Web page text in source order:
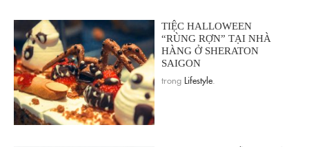
TIỆC HALLOWEEN
“RÙNG RỢN” TẠI NHÀ
HÀNG Ở SHERATON
SAIGON
trong Lifestyle